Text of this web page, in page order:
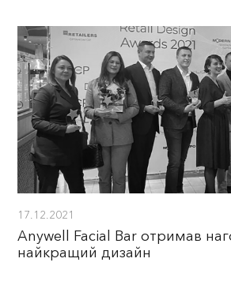
17.12.2021
Anywell Facial Bar отримав
найкращий дизайн